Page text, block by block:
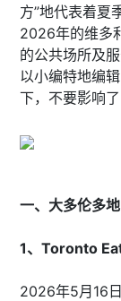
方”地代表着夏
2026年的维多
的公共场所及
以小编特地编
下，不要影响
一、大多伦多
1、Toronto
2026年5月16